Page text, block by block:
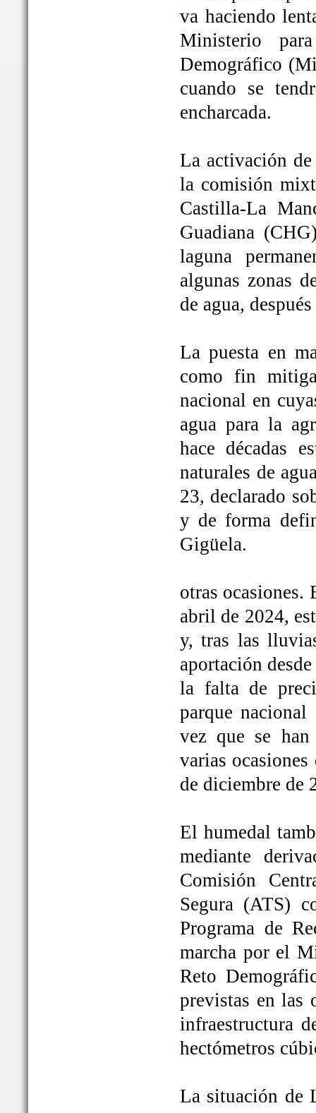
va haciendo
Ministerio
Demográfico
cuando se
encharcada.
La activación
la comisión
Castilla-La
Guadiana
laguna
algunas zonas
de agua,
La puesta en
como fin
nacional en
agua para la
hace décadas
naturales de
23, declarado
y de forma
Gigüela.
otras ocasiones.
abril de 2024,
y, tras las
aportación
la falta de
parque
vez que se
varias
de diciembre de
El humedal
mediante
Comisión
Segura (ATS)
Programa de
marcha por el
Reto
previstas en las
infraestructura
hectómetros
La situación de